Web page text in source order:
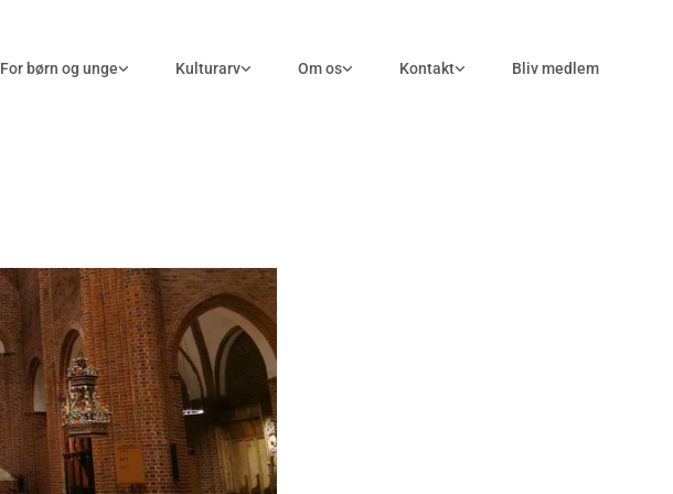
For børn og unge Kulturarv Om os Kontakt Bliv medlem